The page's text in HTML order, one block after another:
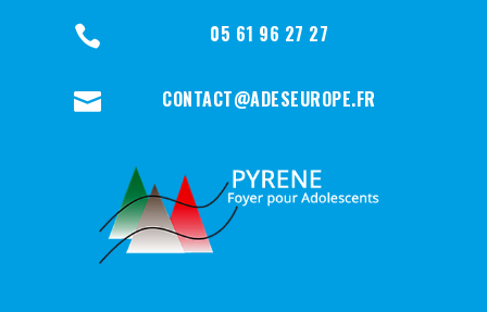
 05 61 96 27 27
 CONTACT@ADESEUROPE.FR